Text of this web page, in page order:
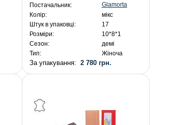
Постачальник:
Glamorta
Колір:
мікс
Штук в упаковці:
17
Розміри:
10*8*1
Сезон:
демі
Тип:
Жіноча
За упакування: 2 780 грн.